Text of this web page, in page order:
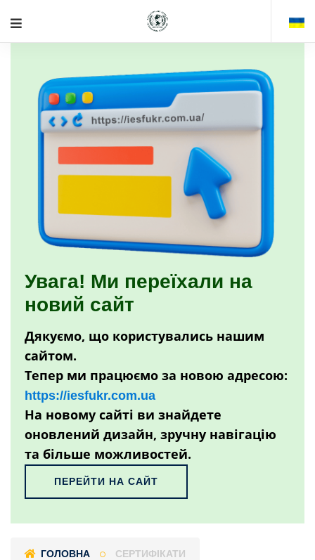
Увага! Ми переїхали на
новий сайт
Дякуємо, що користувались нашим
сайтом.
Тепер ми працюємо за новою адресою:
https://iesfukr.com.ua
На новому сайті ви знайдете
оновлений дизайн, зручну навігацію
та більше можливостей.
ПЕРЕЙТИ НА САЙТ
ГОЛОВНА СЕРТИФІКАТИ